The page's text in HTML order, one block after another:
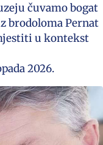
čuvamo bogat
brodoloma Pernat
u kontekst
2026.